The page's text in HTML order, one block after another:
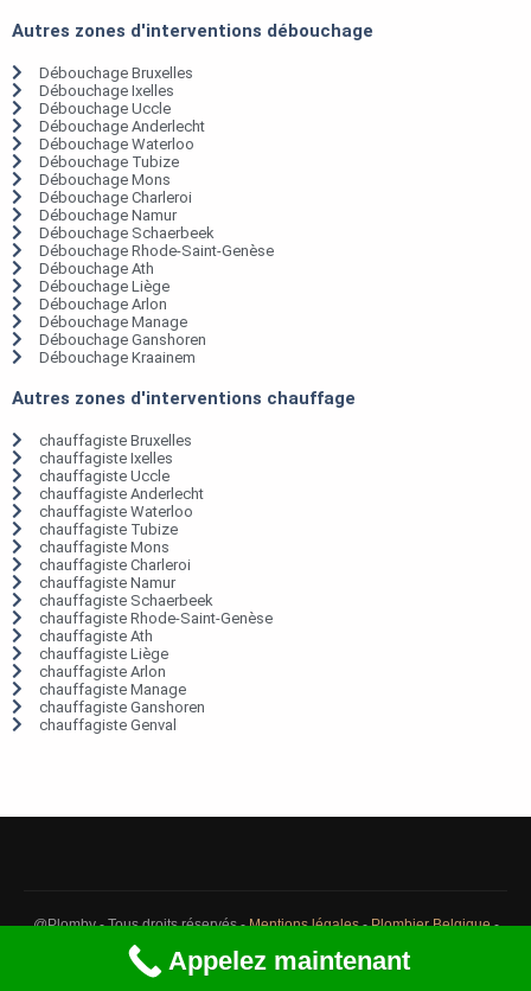
Autres zones d'interventions débouchage
Débouchage Bruxelles
Débouchage Ixelles
Débouchage Uccle
Débouchage Anderlecht
Débouchage Waterloo
Débouchage Tubize
Débouchage Mons
Débouchage Charleroi
Débouchage Namur
Débouchage Schaerbeek
Débouchage Rhode-Saint-Genèse
Débouchage Ath
Débouchage Liège
Débouchage Arlon
Débouchage Manage
Débouchage Ganshoren
Débouchage Kraainem
Autres zones d'interventions chauffage
chauffagiste Bruxelles
chauffagiste Ixelles
chauffagiste Uccle
chauffagiste Anderlecht
chauffagiste Waterloo
chauffagiste Tubize
chauffagiste Mons
chauffagiste Charleroi
chauffagiste Namur
chauffagiste Schaerbeek
chauffagiste Rhode-Saint-Genèse
chauffagiste Ath
chauffagiste Liège
chauffagiste Arlon
chauffagiste Manage
chauffagiste Ganshoren
chauffagiste Genval
@Plomby - Tous droits réservés -Mentions légales-Plombier Belgique-
Débouchage Belgique
Appelez maintenant